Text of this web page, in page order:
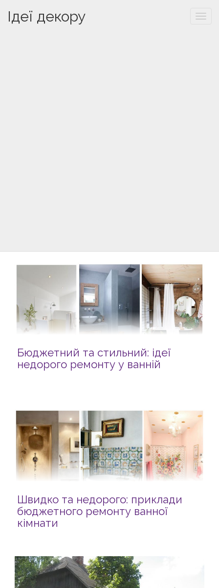
Ідеї декору
Бюджетний та стильний: ідеї
недорого ремонту у ванній
Швидко та недорого: приклади
бюджетного ремонту ванної
кімнати